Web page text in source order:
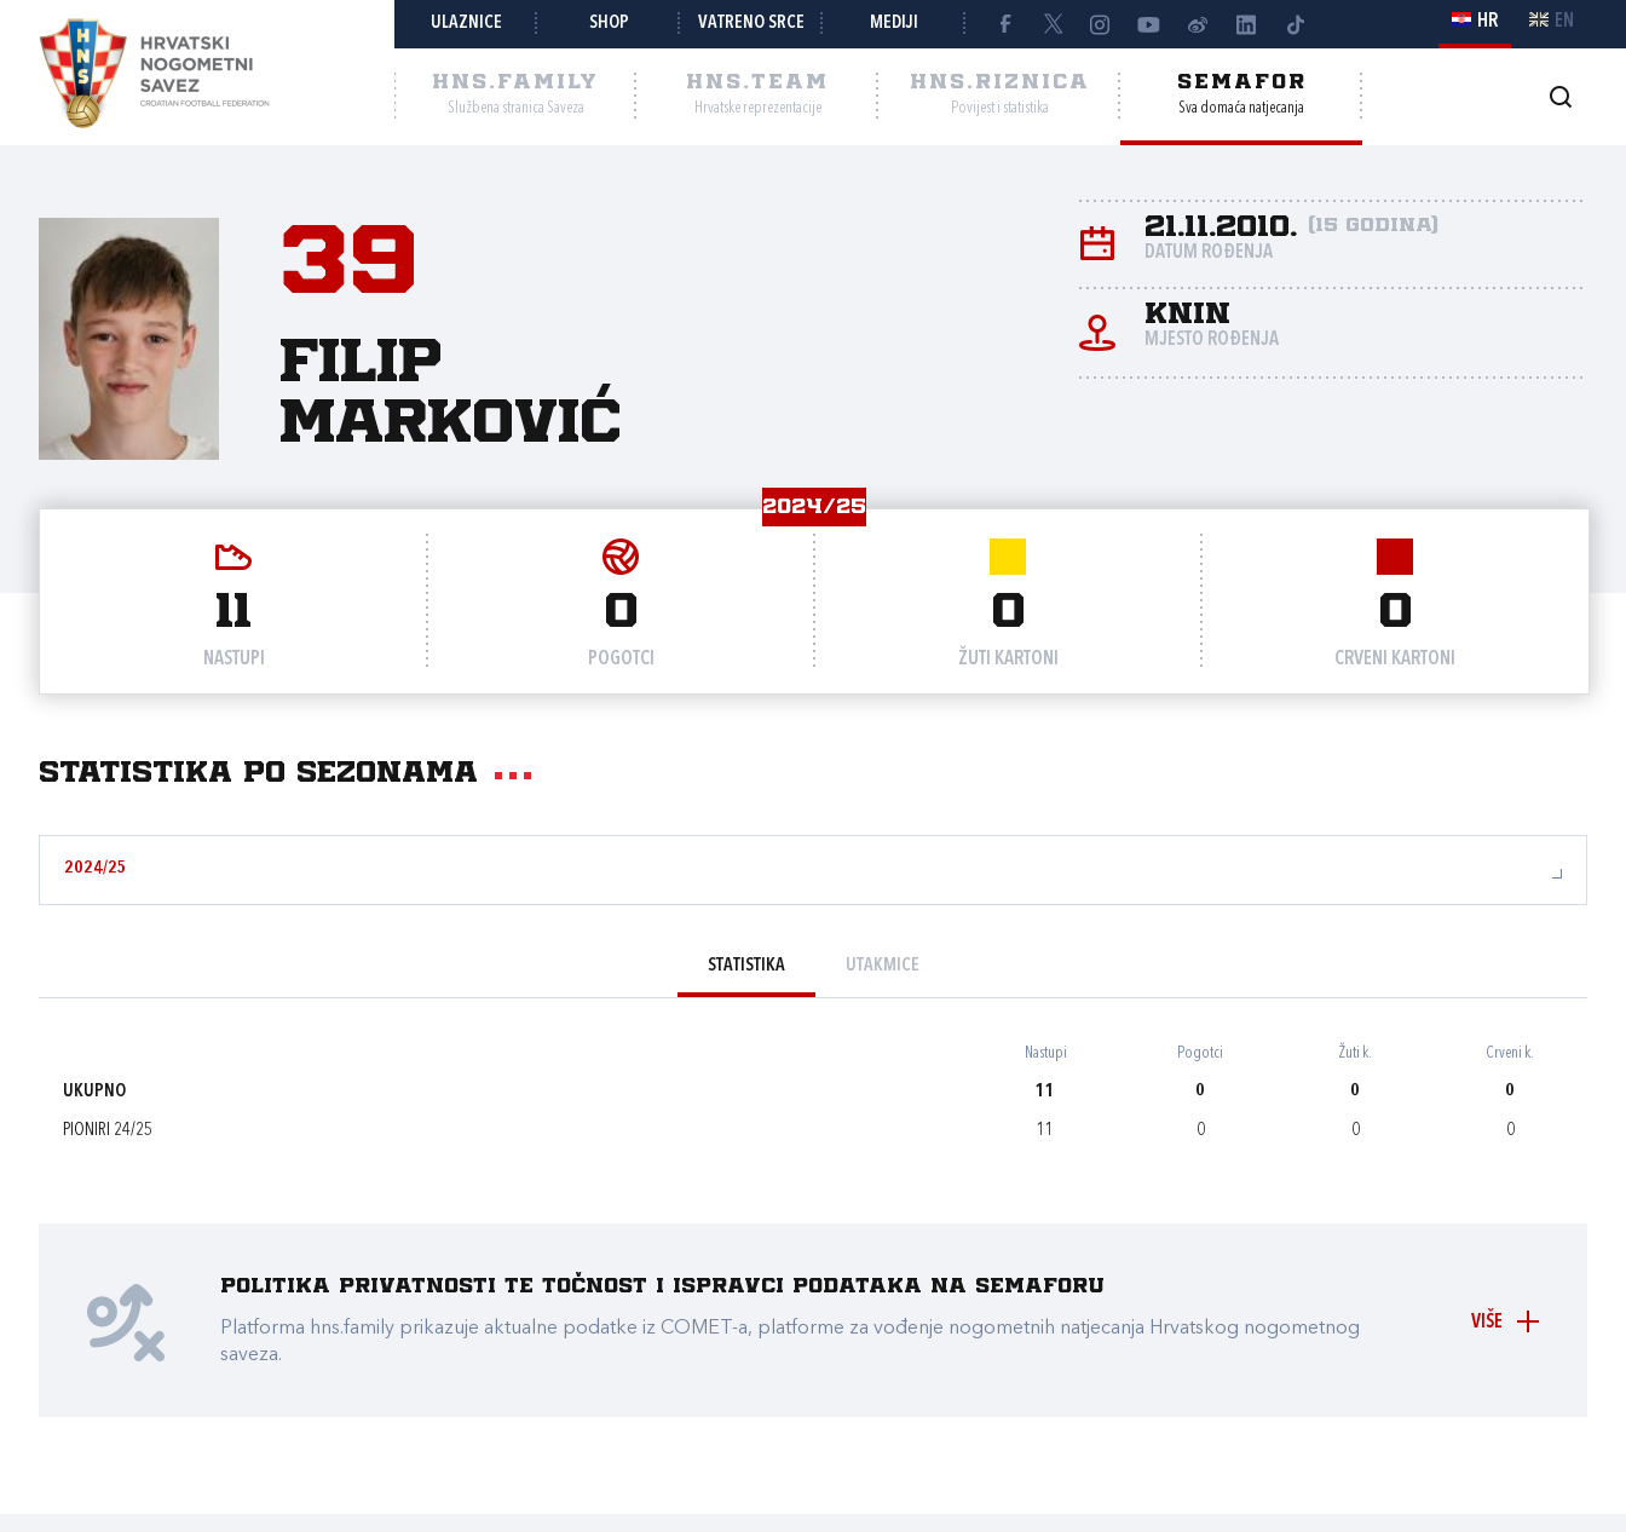
ULAZNICE SHOP VATRENO SRCE MEDIJI HR EN
HNS.FAMILY
Službena stranica Saveza
HNS.TEAM
Hrvatske reprezentacije
HNS.RIZNICA
Povijest i statistika
SEMAFOR
Sva domaća natjecanja
39
Filip
Marković
21.11.2010. (15 godina)
DATUM ROĐENJA
Knin
MJESTO ROĐENJA
2024/25
11
NASTUPI
0
POGOTCI
0
ŽUTI KARTONI
0
CRVENI KARTONI
Statistika po sezonama
2024/25
STATISTIKA UTAKMICE
Nastupi Pogotci Žuti k. Crveni k.
UKUPNO 11 0 0 0
PIONIRI 24/25 11 0 0 0
VIŠE
Politika privatnosti te točnost i ispravci podataka na Semaforu
Platforma hns.family prikazuje aktualne podatke iz COMET-a, platforme za vođenje nogometnih natjecanja Hrvatskog nogometnog
saveza.